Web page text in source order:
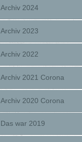
Archiv 2024
Archiv 2023
Archiv 2022
Archiv 2021 Corona
Archiv 2020 Corona
Das war 2019